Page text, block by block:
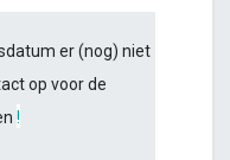
er (nog) niet
op voor de
!